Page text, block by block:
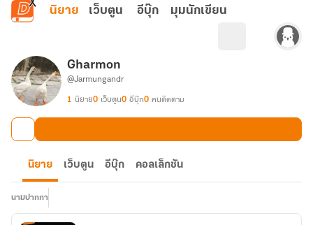
ข้ามไปยังเนื้อหาหลัก
นิยาย เว็บตูน อีบุ๊ก มุมนักเขียน
Gharmon
@Jarmungandr
1 นิยาย0 เว็บตูน0 อีบุ๊ก0 คนติดตาม
นิยาย เว็บตูน อีบุ๊ก คอลเล็กชัน
นามปากกา